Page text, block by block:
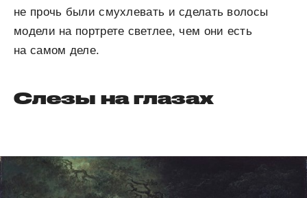
не прочь были смухлевать и сделать волосы
модели на портрете светлее, чем они есть
на самом деле.
Слезы на глазах